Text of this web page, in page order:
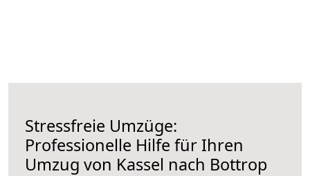
Stressfreie Umzüge:
Professionelle Hilfe für Ihren
Umzug von Kassel nach Bottrop